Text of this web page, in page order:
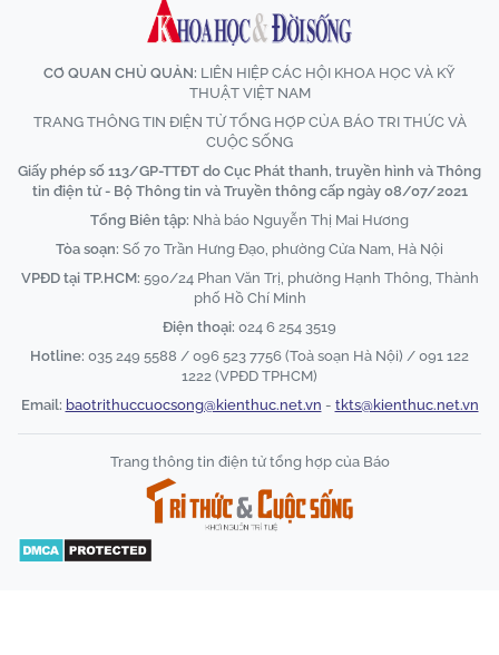
CƠ QUAN CHỦ QUẢN: LIÊN HIỆP CÁC HỘI KHOA HỌC VÀ KỸ
THUẬT VIỆT NAM
TRANG THÔNG TIN ĐIỆN TỬ TỔNG HỢP CỦA BÁO TRI THỨC VÀ
CUỘC SỐNG
Giấy phép số 113/GP-TTĐT do Cục Phát thanh, truyền hình và Thông
tin điện tử - Bộ Thông tin và Truyền thông cấp ngày 08/07/2021
Tổng Biên tập: Nhà báo Nguyễn Thị Mai Hương
Tòa soạn: Số 70 Trần Hưng Đạo, phường Cửa Nam, Hà Nội
VPĐD tại TP.HCM: 590/24 Phan Văn Trị, phường Hạnh Thông, Thành
phố Hồ Chí Minh
Điện thoại: 024 6 254 3519
Hotline: 035 249 5588 / 096 523 7756 (Toà soạn Hà Nội) / 091 122
1222 (VPĐD TPHCM)
Email: baotrithuccuocsong@kienthuc.net.vn - tkts@kienthuc.net.vn
Trang thông tin điện tử tổng hợp của Báo